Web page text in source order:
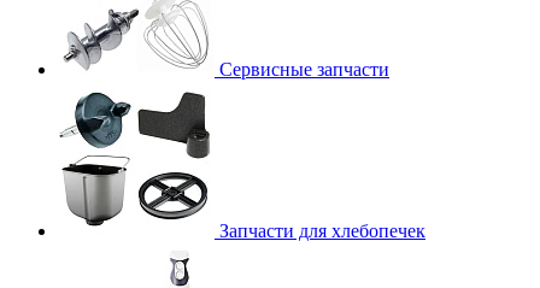
Сервисные запчасти
Запчасти для хлебопечек